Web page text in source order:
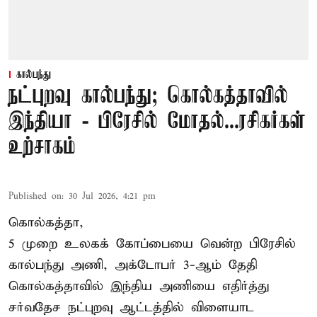
கால்பந்து
நட்புறவு கால்பந்து; கொல்கத்தாவில்
இந்தியா - பிரேசில் மோதல்...ரசிகர்கள்
உற்சாகம்
Published on: 30 Jul 2026, 4:21 pm
கொல்கத்தா,
5 முறை உலகக் கோப்பையை வென்ற பிரேசில்
கால்பந்து அணி, அக்டோபர் 3-ஆம் தேதி
கொல்கத்தாவில் இந்திய அணியை எதிர்த்து
சர்வதேச நட்புறவு ஆட்டத்தில் விளையாட